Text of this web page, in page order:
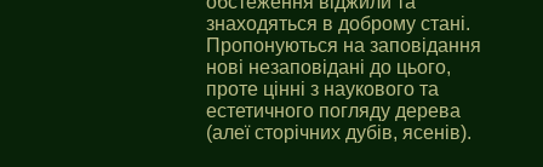
знаходяться в доброму стані.
Пропонуються на заповідання
нові незаповідані до цього,
проте цінні з наукового та
естетичного погляду дерева
(алеї сторічних дубів, ясенів).